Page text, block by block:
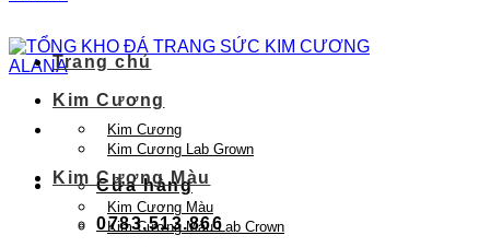
Cửa hàng
0783.513.866
Trang chủ
Kim Cương
Kim Cương
Kim Cương Lab Grown
Kim Cương Màu
Kim Cương Màu
Kim Cương Màu Lab Crown